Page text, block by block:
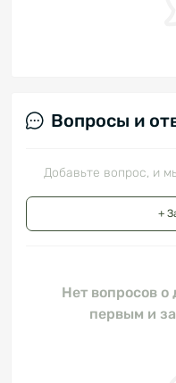
Вопросы и
Добавьте вопрос, и
+
Нет вопросов о
первым и